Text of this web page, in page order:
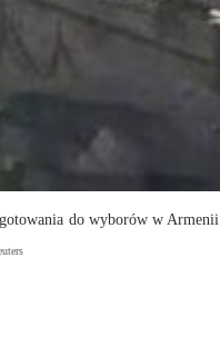
do wyborów w Armenii